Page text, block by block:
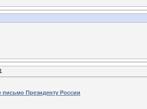
Президенту России